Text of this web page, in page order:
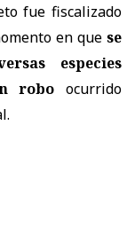
fue fiscalizado
en que se
especies
robo ocurrido